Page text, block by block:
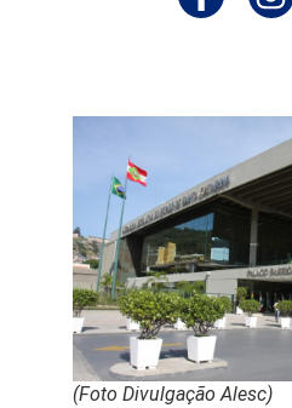
(Foto Divulgação Alesc)